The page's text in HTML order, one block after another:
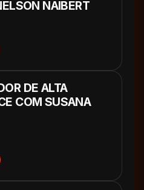
NAIBERT
DE ALTA
COM SUSANA